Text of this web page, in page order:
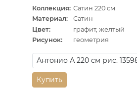
Коллекция: Сатин 220 см
Материал:
Сатин
Цвет:
графит, желтый
Рисунок:
геометрия
Купить